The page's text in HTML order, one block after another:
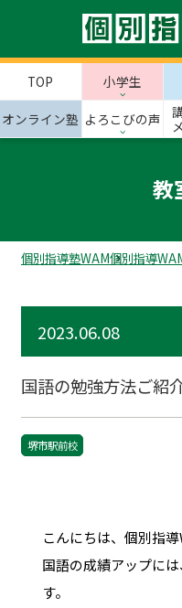
TOP 小学生
オンライン塾 よろこびの声
教
個別指導塾WAM個別指導
2023.06.08
国語の勉強方法ご紹
堺市駅前校
こんにちは、個別指導
国語の成績アップに
す。